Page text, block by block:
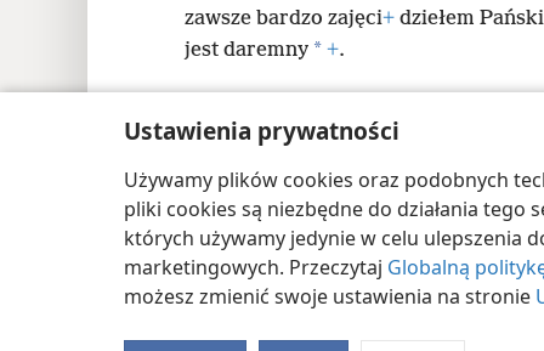
Ustawienia prywatności
Używamy plików cookies oraz podobnych
pliki cookies są niezbędne do działania
których używamy jedynie w celu ulepszenia
marketingowych. Przeczytaj Globalną
możesz zmienić swoje ustawienia na stronie
zawsze bardzo zajęci+ dziełem
jest daremny * +.
Copyright © 2026 Watch Tower Bible and